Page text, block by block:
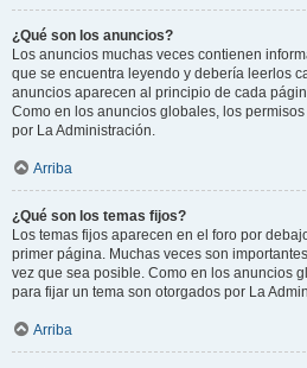
¿Qué son los anuncios?
Los anuncios muchas veces contienen
que se encuentra leyendo y debería leerlos
anuncios aparecen al principio de cada
Como en los anuncios globales, los
por La Administración.
Arriba
¿Qué son los temas fijos?
Los temas fijos aparecen en el foro por
primer página. Muchas veces son
vez que sea posible. Como en los anuncios
para fijar un tema son otorgados por La
Arriba